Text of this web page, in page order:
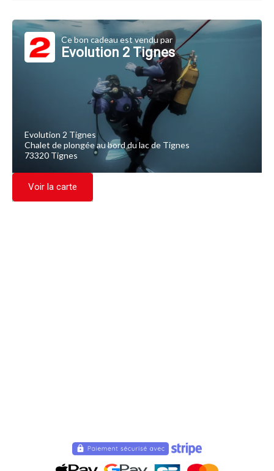
Ce bon cadeau est vendu par
Evolution 2 Tignes
Evolution 2 Tignes
Chalet de plongée au bord du lac de Tignes
73320 Tignes
Voir la carte